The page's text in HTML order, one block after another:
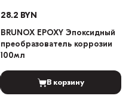
28.2 BYN
BRUNOX EPOXY Эпоксидный
преобразователь коррозии
100мл
В корзину